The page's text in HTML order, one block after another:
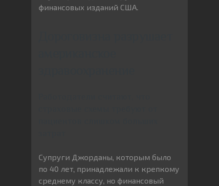
финансовых изданий США.
Супруги Джорданы, которым было
по 40 лет, принадлежали к крепкому
среднему классу, но финансовый